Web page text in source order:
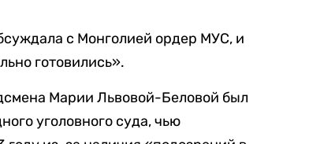
с Монголией ордер МУС, и
готовились».
Марии Львовой-Беловой был
уголовного суда, чью